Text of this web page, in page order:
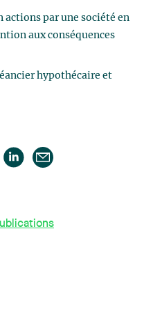
actions par une société en
aux conséquences
hypothécaire et